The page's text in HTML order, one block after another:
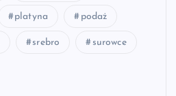
platyna podaż
srebro surowce